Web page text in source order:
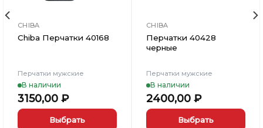
CHIBA
Chiba Перчатки 40168
Перчатки мужские
В наличии
3150,00 ₽
Выбрать
CHIBA
Перчатки 40428
черные
Перчатки мужские
В наличии
2400,00 ₽
Выбрать